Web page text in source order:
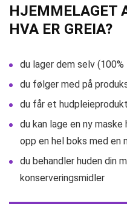
HJEMMELAGET
HVA ER GREIA?
du lager dem selv
du følger med på
du får et
du kan lage en ny
opp en hel boks med en
du behandler huden din
konserveringsmidler